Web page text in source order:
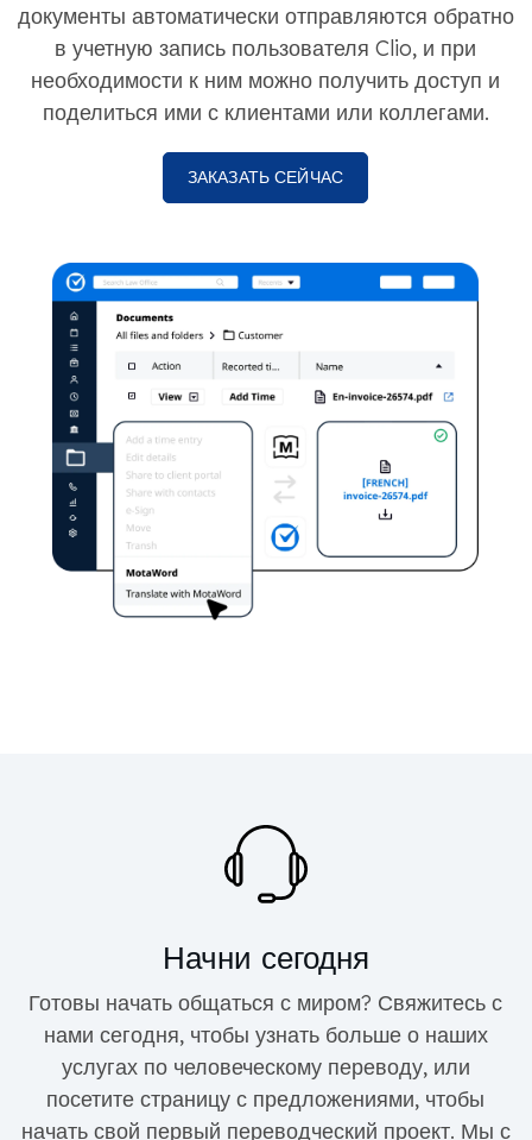
документы автоматически отправляются обратно
в учетную запись пользователя Clio, и при
необходимости к ним можно получить доступ и
поделиться ими с клиентами или коллегами.
ЗАКАЗАТЬ СЕЙЧАС
Начни сегодня
Готовы начать общаться с миром? Свяжитесь с
нами сегодня, чтобы узнать больше о наших
услугах по человеческому переводу, или
посетите страницу с предложениями, чтобы
начать свой первый переводческий проект. Мы с